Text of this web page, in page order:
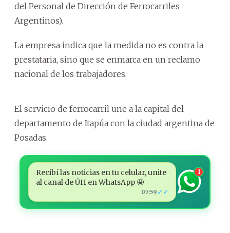
del Personal de Dirección de Ferrocarriles
Argentinos).
La empresa indica que la medida no es contra la
prestataria, sino que se enmarca en un reclamo
nacional de los trabajadores.
El servicio de ferrocarril une a la capital del
departamento de Itapúa con la ciudad argentina de
Posadas.
Recibí las noticias en tu celular, unite
al canal de ÚH en WhatsApp 🤩
07:59 ✓✓
1